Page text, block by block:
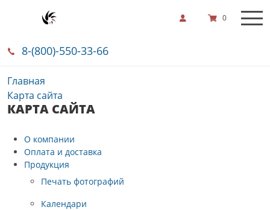
8-(800)-550-33-66
0
Главная
Карта сайта
КАРТА САЙТА
О компании
Оплата и доставка
Продукция
Печать фотографий
Календари